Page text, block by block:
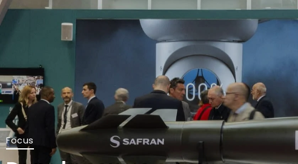
Focus